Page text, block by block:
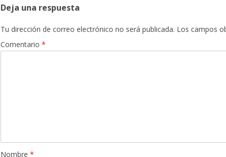
Deja una respuesta
Tu dirección de correo electrónico no será publicada. Los campos
Comentario *
Nombre *